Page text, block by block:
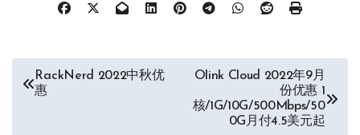
RackNerd 2022中秋优
惠
Olink Cloud 2022年9月
份优惠 1
核/1G/10G/500Mbps/50
0G月付4.5美元起